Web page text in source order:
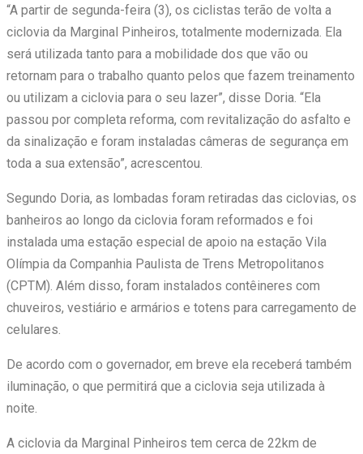
“A partir de segunda-feira (3), os ciclistas terão de volta a
ciclovia da Marginal Pinheiros, totalmente modernizada. Ela
será utilizada tanto para a mobilidade dos que vão ou
retornam para o trabalho quanto pelos que fazem treinamento
ou utilizam a ciclovia para o seu lazer”, disse Doria. “Ela
passou por completa reforma, com revitalização do asfalto e
da sinalização e foram instaladas câmeras de segurança em
toda a sua extensão”, acrescentou.
Segundo Doria, as lombadas foram retiradas das ciclovias, os
banheiros ao longo da ciclovia foram reformados e foi
instalada uma estação especial de apoio na estação Vila
Olímpia da Companhia Paulista de Trens Metropolitanos
(CPTM). Além disso, foram instalados contêineres com
chuveiros, vestiário e armários e totens para carregamento de
celulares.
De acordo com o governador, em breve ela receberá também
iluminação, o que permitirá que a ciclovia seja utilizada à
noite.
A ciclovia da Marginal Pinheiros tem cerca de 22km de